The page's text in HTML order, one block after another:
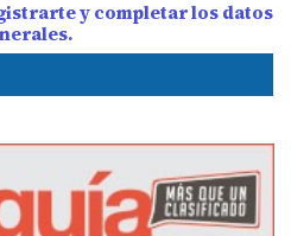
y completar los datos